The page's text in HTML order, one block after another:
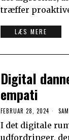
træffer
LÆS MERE
Digital
empati
FEBRUAR 28, 2024
I det digitale
udfordringer,